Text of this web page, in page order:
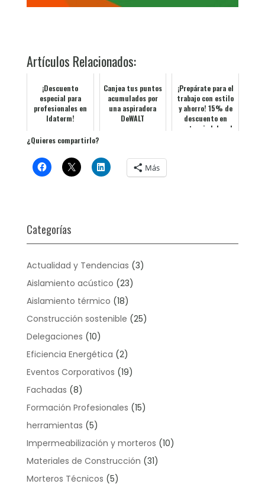
Artículos Relacionados:
¡Descuento
especial para
profesionales en
Idaterm!
Canjea tus puntos
acumulados por
una aspiradora
DeWALT
¡Prepárate para el
trabajo con estilo
y ahorro! 15% de
descuento en
vestuario laboral
¿Quieres compartirlo?
Más
Categorías
Actualidad y Tendencias (3)
Aislamiento acústico (23)
Aislamiento térmico (18)
Construcción sostenible (25)
Delegaciones (10)
Eficiencia Energética (2)
Eventos Corporativos (19)
Fachadas (8)
Formación Profesionales (15)
herramientas (5)
Impermeabilización y morteros (10)
Materiales de Construcción (31)
Morteros Técnicos (5)